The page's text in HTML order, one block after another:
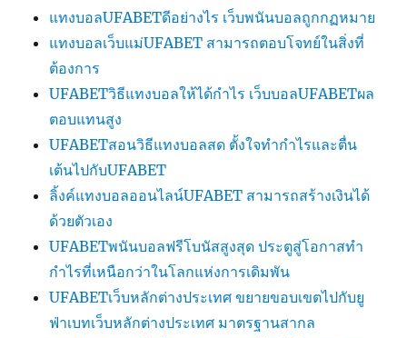
แทงบอลUFABETดีอย่างไร เว็บพนันบอลถูกกฏหมาย
แทงบอลเว็บแม่UFABET สามารถตอบโจทย์ในสิ่งที่
ต้องการ
UFABETวิธีแทงบอลให้ได้กำไร เว็บบอลUFABETผล
ตอบแทนสูง
UFABETสอนวิธีแทงบอลสด ตั้งใจทำกำไรและตื่น
เต้นไปกับUFABET
ลิ้งค์แทงบอลออนไลน์UFABET สามารถสร้างเงินได้
ด้วยตัวเอง
UFABETพนันบอลฟรีโบนัสสูงสุด ประตูสู่โอกาสทำ
กำไรที่เหนือกว่าในโลกแห่งการเดิมพัน
UFABETเว็บหลักต่างประเทศ ขยายขอบเขตไปกับยู
ฟ่าเบทเว็บหลักต่างประเทศ มาตรฐานสากล